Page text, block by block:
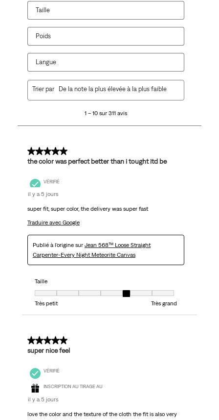
Taille
Poids
Langue
311
1 – 10 sur 311 avis
Trier par De la note la plus élevée à la plus faible
5 sur 5 étoiles.
the color was perfect better than i tought itd be
VÉRIFIÉ
il y a 5 jours
super fit, super color, the delivery was super fast
Traduire avec Google
Publié à l'origine sur Jean 568™ Loose Straight
Carpenter-Every Night Meteorite Canvas
Taille
Taille, 5 sur 7, où 1 est égal à Très petit et 7 est égal à Très grand
Très petit
Très grand
5 sur 5 étoiles.
super nice feel
VÉRIFIÉ
INSCRIPTION AU TIRAGE AU
il y a 5 jours
love the color and the texture of the cloth the fit is also very